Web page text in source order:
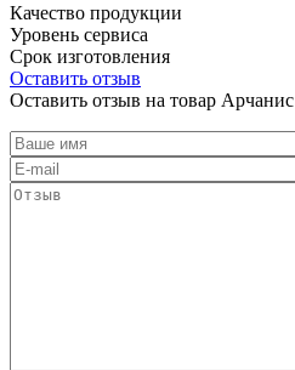
Качество продукции
Уровень сервиса
Срок изготовления
Оставить отзыв
Оставить отзыв на товар Арчанис